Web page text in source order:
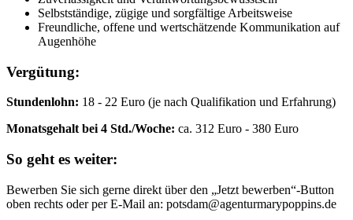
Selbstständige, zügige und sorgfältige Arbeitsweise
Freundliche, offene und wertschätzende Kommunikation auf
Augenhöhe
Vergütung:
Stundenlohn: 18 - 22 Euro (je nach Qualifikation und Erfahrung)
Monatsgehalt bei 4 Std./Woche: ca. 312 Euro - 380 Euro
So geht es weiter:
Bewerben Sie sich gerne direkt über den „Jetzt bewerben“-Button
oben rechts oder per E-Mail an: potsdam@agenturmarypoppins.de